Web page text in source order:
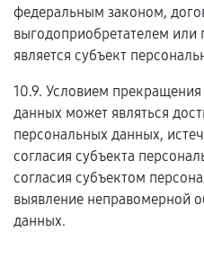
федеральным законом,
выгодоприобретателем
является субъект
10.9. Условием
данных может являться
персональных данных,
согласия субъекта
согласия субъектом
выявление неправомерной
данных.